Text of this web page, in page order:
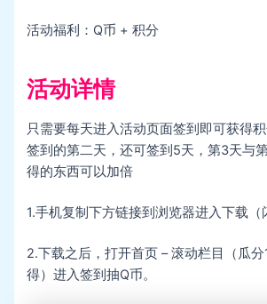
活动福利：Q币 + 积分
活动详情
只需要每天进入活动页面签到即可获得
签到的第二天，还可签到5天，第3天与
得的东西可以加倍
1.手机复制下方链接到浏览器进入下载（
2.下载之后，打开首页 – 滚动栏目（瓜
得）进入签到抽Q币。